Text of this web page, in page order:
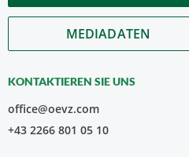
MEDIADATEN
KONTAKTIEREN SIE UNS
office@oevz.com
+43 2266 801 05 10